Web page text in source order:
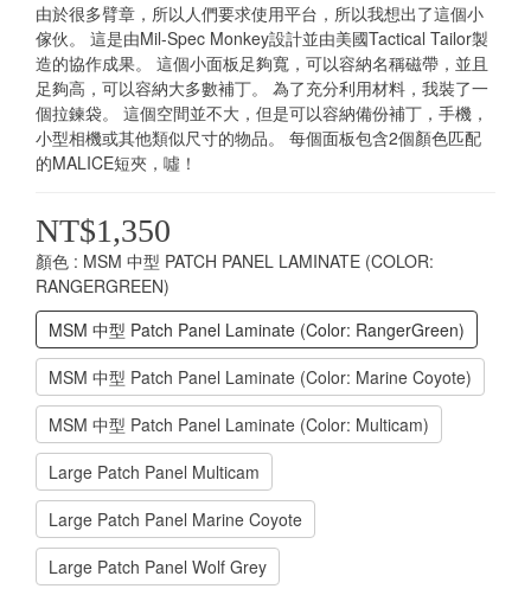
由於很多臂章，所以人們要求使用平台，所以我想出了這個小
傢伙。 這是由Mil-Spec Monkey設計並由美國Tactical Tailor製
造的協作成果。 這個小面板足夠寬，可以容納名稱磁帶，並且
足夠高，可以容納大多數補丁。 為了充分利用材料，我裝了一
個拉鍊袋。 這個空間並不大，但是可以容納備份補丁，手機，
小型相機或其他類似尺寸的物品。 每個面板包含2個顏色匹配
的MALICE短夾，噓！
NT$1,350
顏色 : MSM 中型 PATCH PANEL LAMINATE (COLOR:
RANGERGREEN)
MSM 中型 Patch Panel Laminate (Color: RangerGreen)
MSM 中型 Patch Panel Laminate (Color: Marine Coyote)
MSM 中型 Patch Panel Laminate (Color: Multicam)
Large Patch Panel Multicam
Large Patch Panel Marine Coyote
Large Patch Panel Wolf Grey